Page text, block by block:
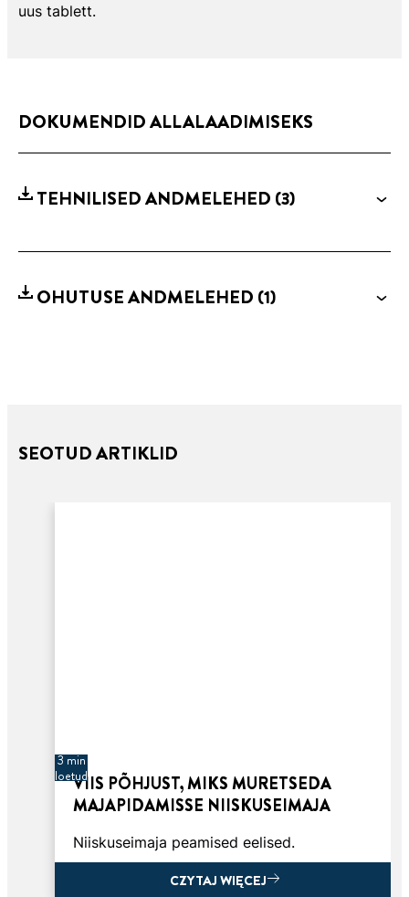
uus tablett.
DOKUMENDID ALLALAADIMISEKS
TEHNILISED ANDMELEHED (3)
OHUTUSE ANDMELEHED (1)
SEOTUD ARTIKLID
3 min
loetudVIIS PÕHJUST, MIKS MURETSEDA
MAJAPIDAMISSE NIISKUSEIMAJA
Niiskuseimaja peamised eelised.
CZYTAJ WIĘCEJ